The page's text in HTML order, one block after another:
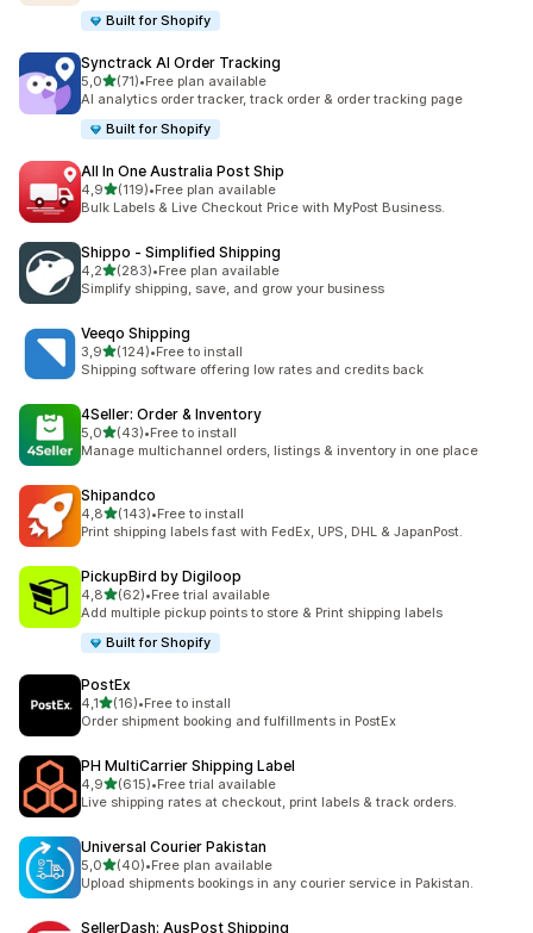
Built for Shopify
Synctrack AI Order Tracking
5,05 yıldız üzerinden
(71)
toplam 71 değerlendirme
•Free plan available
AI analytics order tracker, track order & order tracking page
Built for Shopify
All In One Australia Post Ship
4,95 yıldız üzerinden
(119)
toplam 119 değerlendirme
•Free plan available
Bulk Labels & Live Checkout Price with MyPost Business.
Shippo ‑ Simplified Shipping
4,25 yıldız üzerinden
(283)
toplam 283 değerlendirme
•Free plan available
Simplify shipping, save, and grow your business
Veeqo Shipping
3,95 yıldız üzerinden
(124)
toplam 124 değerlendirme
•Free to install
Shipping software offering low rates and credits back
4Seller: Order & Inventory
5,05 yıldız üzerinden
(43)
toplam 43 değerlendirme
•Free to install
Manage multichannel orders, listings & inventory in one place
Shipandco
4,85 yıldız üzerinden
(143)
toplam 143 değerlendirme
•Free to install
Print shipping labels fast with FedEx, UPS, DHL & JapanPost.
PickupBird by Digiloop
4,85 yıldız üzerinden
(62)
toplam 62 değerlendirme
•Free trial available
Add multiple pickup points to store & Print shipping labels
Built for Shopify
PostEx
4,15 yıldız üzerinden
(16)
toplam 16 değerlendirme
•Free to install
Order shipment booking and fulfillments in PostEx
PH MultiCarrier Shipping Label
4,95 yıldız üzerinden
(615)
toplam 615 değerlendirme
•Free trial available
Live shipping rates at checkout, print labels & track orders.
Universal Courier Pakistan
5,05 yıldız üzerinden
(40)
toplam 40 değerlendirme
•Free plan available
Upload shipments bookings in any courier service in Pakistan.
SellerDash: AusPost Shipping